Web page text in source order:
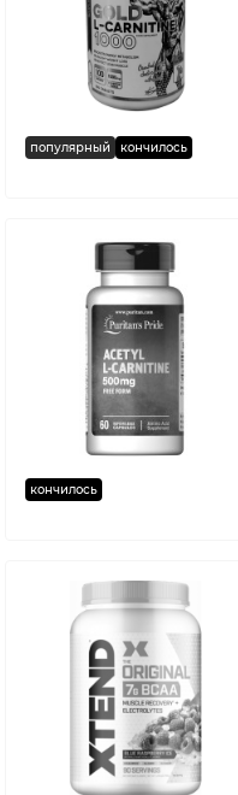
популярный кончилось
кончилось